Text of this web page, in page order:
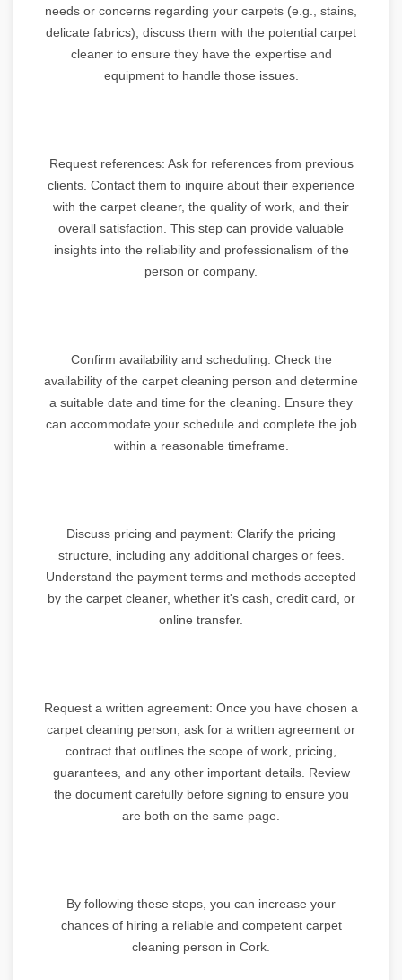
needs or concerns regarding your carpets (e.g., stains,
delicate fabrics), discuss them with the potential carpet
cleaner to ensure they have the expertise and
equipment to handle those issues.
Request references: Ask for references from previous
clients. Contact them to inquire about their experience
with the carpet cleaner, the quality of work, and their
overall satisfaction. This step can provide valuable
insights into the reliability and professionalism of the
person or company.
Confirm availability and scheduling: Check the
availability of the carpet cleaning person and determine
a suitable date and time for the cleaning. Ensure they
can accommodate your schedule and complete the job
within a reasonable timeframe.
Discuss pricing and payment: Clarify the pricing
structure, including any additional charges or fees.
Understand the payment terms and methods accepted
by the carpet cleaner, whether it's cash, credit card, or
online transfer.
Request a written agreement: Once you have chosen a
carpet cleaning person, ask for a written agreement or
contract that outlines the scope of work, pricing,
guarantees, and any other important details. Review
the document carefully before signing to ensure you
are both on the same page.
By following these steps, you can increase your
chances of hiring a reliable and competent carpet
cleaning person in Cork.